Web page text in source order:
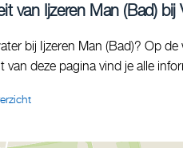
van Ijzeren Man (Bad) bij
bij Ijzeren Man (Bad)? Op
van deze pagina vind je alle